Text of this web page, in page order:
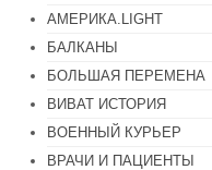
АМЕРИКА.LIGHT
БАЛКАНЫ
БОЛЬШАЯ ПЕРЕМЕНА
ВИВАТ ИСТОРИЯ
ВОЕННЫЙ КУРЬЕР
ВРАЧИ И ПАЦИЕНТЫ